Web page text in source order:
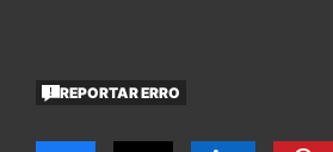
REPORTAR ERRO